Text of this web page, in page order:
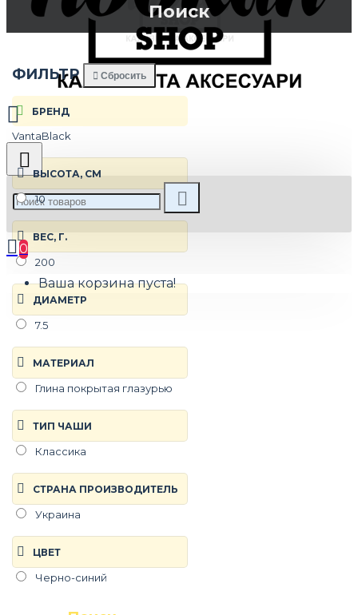
0
Ваша корзина пуста!
Поиск
ФИЛЬТР Сбросить
БРЕНД
VantaBlack
ВЫСОТА, СМ
10
ВЕС, Г.
200
ДИАМЕТР
7.5
МАТЕРИАЛ
Глина покрытая глазурью
ТИП ЧАШИ
Классика
СТРАНА ПРОИЗВОДИТЕЛЬ
Украина
ЦВЕТ
Черно-синий